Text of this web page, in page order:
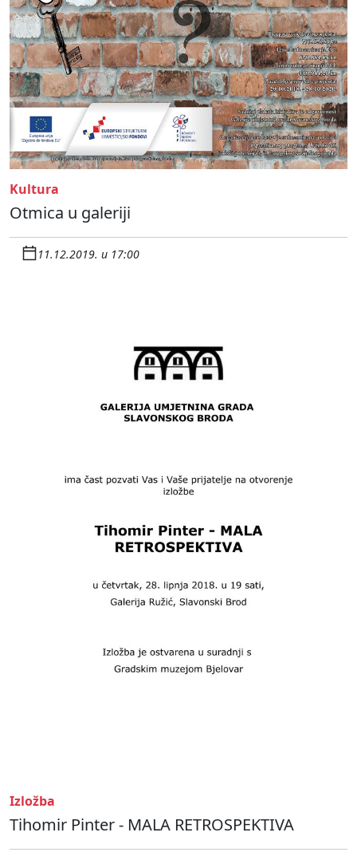
Kultura
Otmica u galeriji
11.12.2019. u 17:00
Izložba
Tihomir Pinter - MALA RETROSPEKTIVA